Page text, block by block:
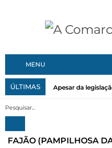
MENU
ÚLTIMAS Apesar da
FAJÃO (PAMPILHOSA